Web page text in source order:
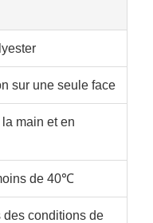
sur une seule face
la main et en
de 40℃
des conditions de